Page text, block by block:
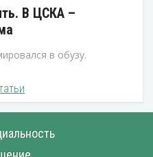
В ЦСКА –
в обузу.